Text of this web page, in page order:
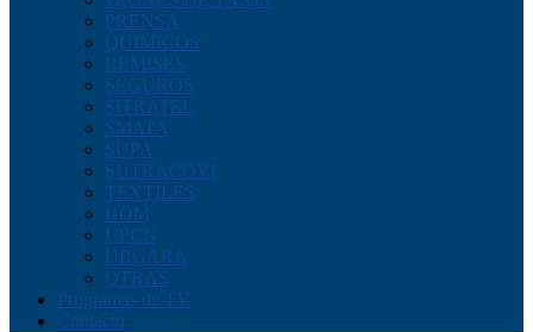
PRENSA
QUIMICOS
REMISES
SEGUROS
SITRATEL
SMATA
SUPA
SUTRACOVI
TEXTILES
UOM
UPCN
URGARA
OTRAS
Programas de TV
Contacto